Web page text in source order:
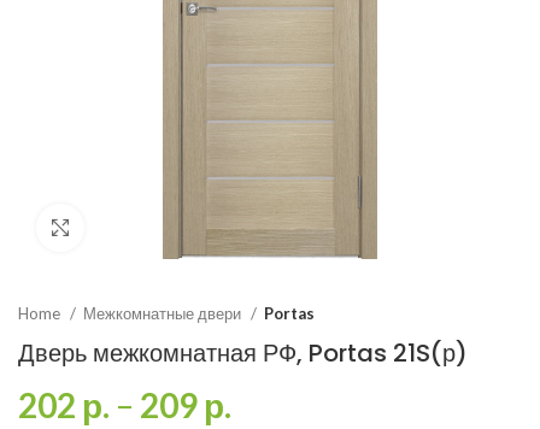
Home Межкомнатные двери Portas
Дверь межкомнатная РФ, Portas 21S(р)
202 р. – 209р.